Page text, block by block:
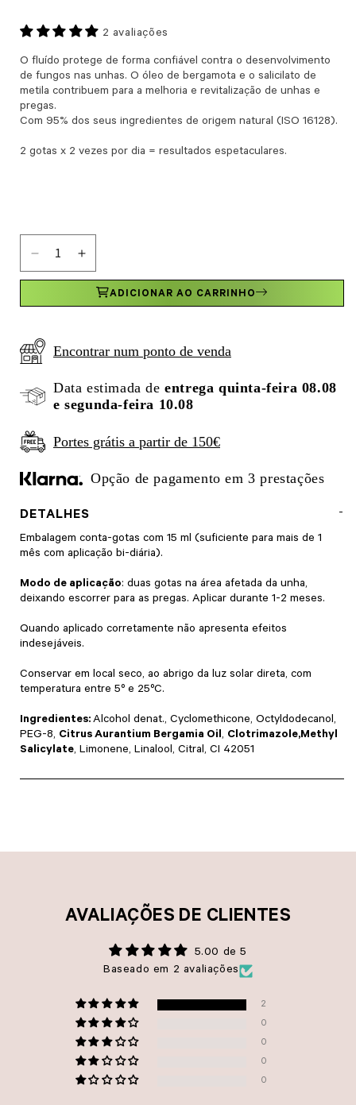
2 avaliações
O fluído protege de forma confiável contra o desenvolvimento
de fungos nas unhas. O óleo de bergamota e o salicilato de
metila contribuem para a melhoria e revitalização de unhas e
pregas.
Com 95% dos seus ingredientes de origem natural (ISO 16128).
2 gotas x 2 vezes por dia = resultados espetaculares.
Diminuir a quantidade de Fluído Protetor com Clotrimazol
Aumentar a quantidade de Fluído Protetor com
ADICIONAR AO CARRINHO
Encontrar num ponto de venda
Data estimada de entrega quinta-feira 08.08
e segunda-feira 10.08
Portes grátis a partir de 150€
Opção de pagamento em 3 prestações
DETALHES
Embalagem conta-gotas com 15 ml (suficiente para mais de 1
mês com aplicação bi-diária).
Modo de aplicação: duas gotas na área afetada da unha,
deixando escorrer para as pregas. Aplicar durante 1-2 meses.
Quando aplicado corretamente não apresenta efeitos
indesejáveis.
Conservar em local seco, ao abrigo da luz solar direta, com
temperatura entre 5º e 25ºC.
Ingredientes:Alcohol denat., Cyclomethicone, Octyldodecanol,
PEG-8, Citrus Aurantium Bergamia Oil, Clotrimazole,Methyl
Salicylate, Limonene, Linalool, Citral, CI 42051
AVALIAÇÕES DE CLIENTES
5.00 de 5
Baseado em 2 avaliações
2
0
0
0
0